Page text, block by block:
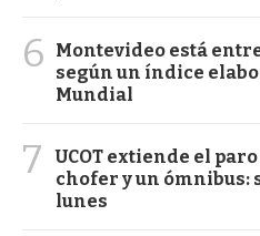
6
Montevideo está
según un índice
Mundial
7
UCOT extiende el
chofer y un ómnibus:
lunes